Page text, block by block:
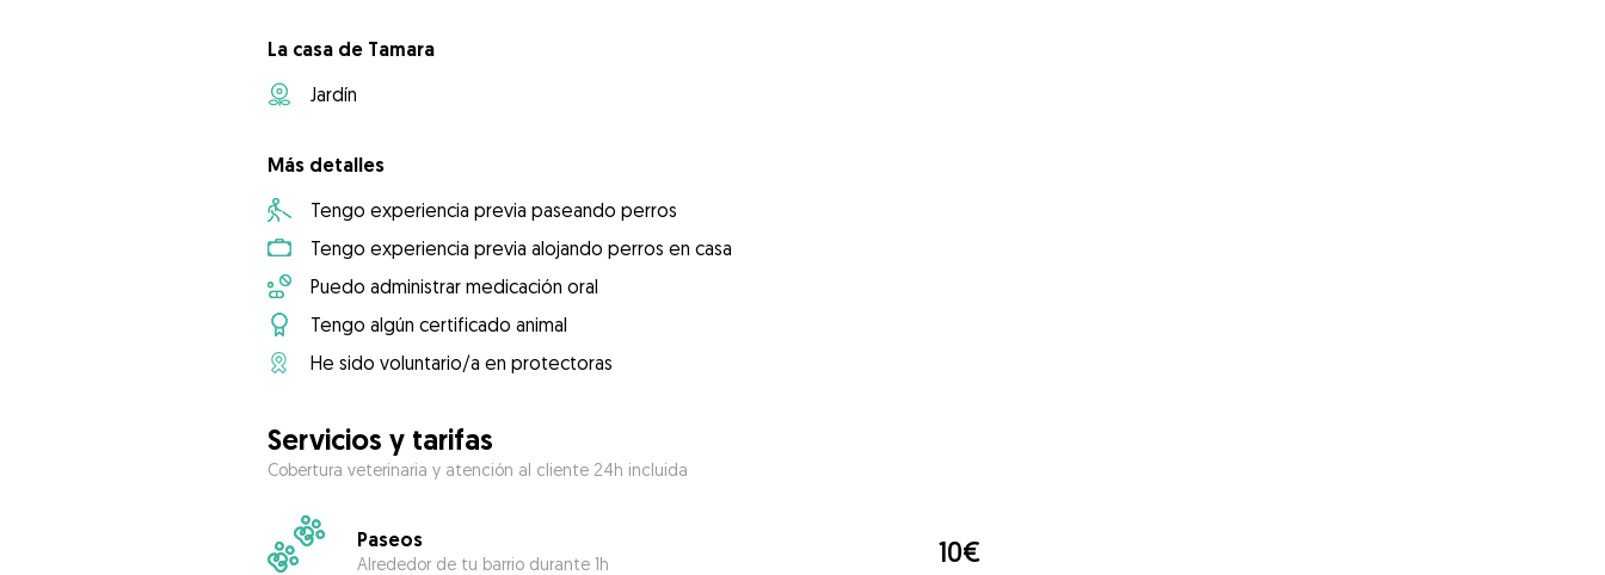
La casa de Tamara
Jardín
Más detalles
Tengo experiencia previa paseando perros
Tengo experiencia previa alojando perros en casa
Puedo administrar medicación oral
Tengo algún certificado animal
He sido voluntario/a en protectoras
Servicios y tarifas
Cobertura veterinaria y atención al cliente 24h incluida
Paseos
Alrededor de tu barrio durante 1h 10€